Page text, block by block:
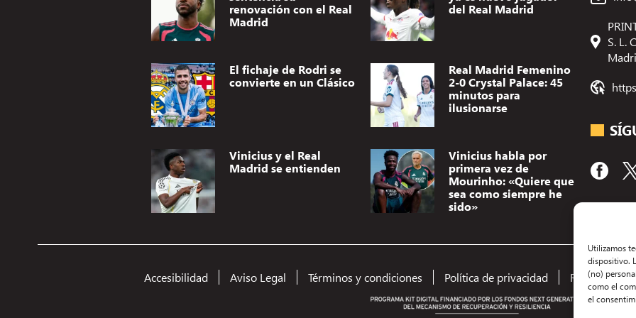
Utilizamos
dispositivo.
(no)
como el
el
renovación con el Real
Madrid
del Real Madrid
El fichaje de Rodri se
convierte en un Clásico
Real Madrid Femenino
2-0 Crystal Palace: 45
minutos para
ilusionarse
Vinicius y el Real
Madrid se entienden
Vinicius habla por
primera vez de
Mourinho: «Quiere que
sea como siempre he
sido»
S. L.
Accesibilidad Aviso Legal Términos y condiciones Política de privacidad Redacción